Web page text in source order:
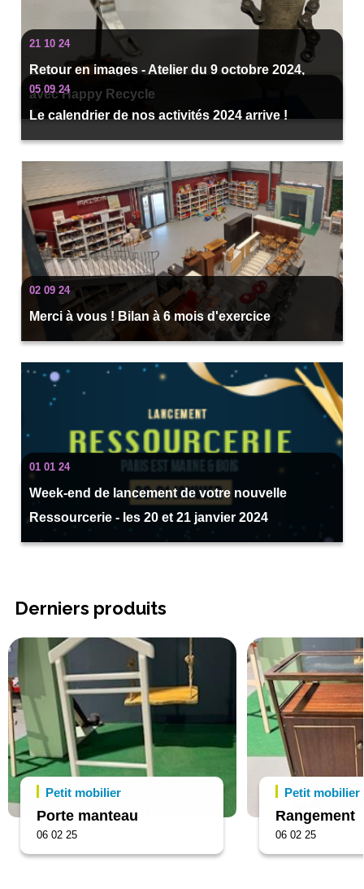
21 10 24
Retour en images - Atelier du 9 octobre 2024,
avec Happy Recycle
05 09 24
Le calendrier de nos activités 2024 arrive !
02 09 24
Merci à vous ! Bilan à 6 mois d'exercice
01 01 24
Week-end de lancement de votre nouvelle
Ressourcerie - les 20 et 21 janvier 2024
Derniers produits
Petit mobilier
Porte manteau
06 02 25
Petit mobilier
Rangement
06 02 25